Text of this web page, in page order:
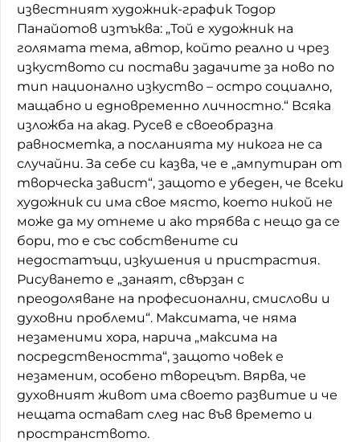
известният художник-график Тодор
Панайотов изтъква: „Той е художник на
голямата тема, автор, който реално и чрез
изкуството си постави задачите за ново по
тип национално изкуство – остро социално,
мащабно и едновременно личностно.“ Всяка
изложба на акад. Русев е своеобразна
равносметка, а посланията му никога не са
случайни. За себе си казва, че е „ампутиран от
творческа завист“, защото е убеден, че всеки
художник си има свое място, което никой не
може да му отнеме и ако трябва с нещо да се
бори, то е със собствените си
недостатъци, изкушения и пристрастия.
Рисуването e „занаят, свързан с
преодоляване на професионални, смислови и
духовни проблеми“. Максимата, че няма
незаменими хора, нарича „максима на
посредствеността“, защото човек е
незаменим, особено творецът. Вярва, че
духовният живот има своето развитие и че
нещата остават след нас във времето и
пространството.